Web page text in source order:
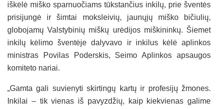
iškėlė miško sparnuočiams tūkstančius inkilų, prie šventės
prisijungė ir šimtai moksleivių, jaunųjų miško bičiulių,
globojamų Valstybinių miškų urėdijos miškininkų. Šiemet
inkilų kėlimo šventėje dalyvavo ir inkilus kėlė aplinkos
ministras Povilas Poderskis, Seimo Aplinkos apsaugos
komiteto nariai.
„Gamta gali suvienyti skirtingų kartų ir profesijų žmones.
Inkilai – tik vienas iš pavyzdžių, kaip kiekvienas galime